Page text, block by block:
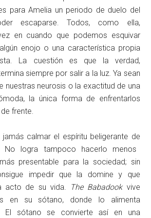
para Amelia un periodo de duelo del
escaparse. Todos, como ella,
en cuando que podemos esquivar
enojo o una característica propia
La cuestión es que la verdad,
siempre por salir a la luz. Ya sean
nuestras neurosis o la exactitud de una
la única forma de enfrentarlos
frente.
calmar el espíritu beligerante de
No logra tampoco hacerlo menos
presentable para la sociedad; sin
impedir que la domine y que
acto de su vida.
The Babadookvive
en su sótano, donde lo alimenta
El sótano se convierte así en una